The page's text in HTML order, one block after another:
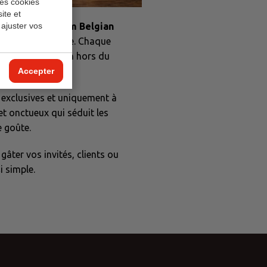
et
vos
Accepter
Premium Belgian
moderne. Chaque
d’une passion hors du
et uniquement à
onctueux qui séduit les
goûte.
vos invités, clients ou
simple.